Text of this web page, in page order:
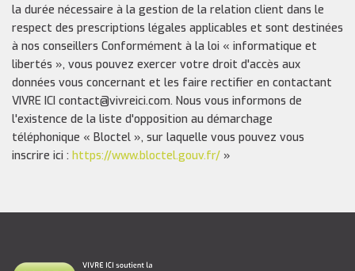
la durée nécessaire à la gestion de la relation client dans le
respect des prescriptions légales applicables et sont destinées
à nos conseillers Conformément à la loi « informatique et
libertés », vous pouvez exercer votre droit d'accès aux
données vous concernant et les faire rectifier en contactant
VIVRE ICI contact@vivreici.com. Nous vous informons de
l'existence de la liste d'opposition au démarchage
téléphonique « Bloctel », sur laquelle vous pouvez vous
inscrire ici : https://www.bloctel.gouv.fr/ »